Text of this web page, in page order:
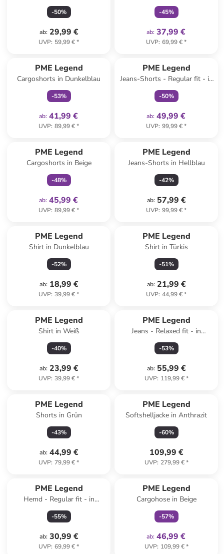
-50%
ab: 29,99 €
UVP: 59,99 €*
-45%
ab: 37,99 €
UVP: 69,99 €*
PME Legend
Cargoshorts in Dunkelblau
-53%
ab: 41,99 €
UVP: 89,99 €*
PME Legend
Jeans-Shorts - Regular fit - in
Grau
-50%
ab: 49,99 €
UVP: 99,99 €*
PME Legend
Cargoshorts in Beige
-48%
ab: 45,99 €
UVP: 89,99 €*
PME Legend
Jeans-Shorts in Hellblau
-42%
ab: 57,99 €
UVP: 99,99 €*
PME Legend
Shirt in Dunkelblau
-52%
ab: 18,99 €
UVP: 39,99 €*
PME Legend
Shirt in Türkis
-51%
ab: 21,99 €
UVP: 44,99 €*
PME Legend
Shirt in Weiß
-40%
ab: 23,99 €
UVP: 39,99 €*
PME Legend
Jeans - Relaxed fit - in
Dunkelblau
-53%
ab: 55,99 €
UVP: 119,99 €*
PME Legend
Shorts in Grün
-43%
ab: 44,99 €
UVP: 79,99 €*
PME Legend
Softshelljacke in Anthrazit
-60%
109,99 €
UVP: 279,99 €*
PME Legend
Hemd - Regular fit - in
Dunkelgrün
-55%
ab: 30,99 €
UVP: 69,99 €*
PME Legend
Cargohose in Beige
-57%
ab: 46,99 €
UVP: 109,99 €*